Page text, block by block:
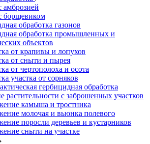
амброзией
борщевиком
обработка газонов
обработка промышленных и
объектов
от крапивы и лопухов
от сныти и пырея
от чертополоха и осота
участка от сорняков
гербицидная обработка
растительности с заброшенных участков
камыша и тростника
молочая и вьюнка полевого
поросли деревьев и кустарников
сныти на участке